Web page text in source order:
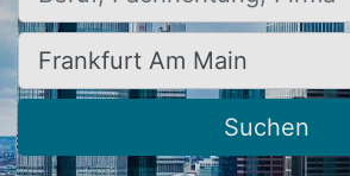
Ort, Stadt
Suchen